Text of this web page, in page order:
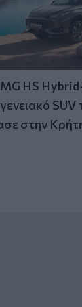
HS
στην